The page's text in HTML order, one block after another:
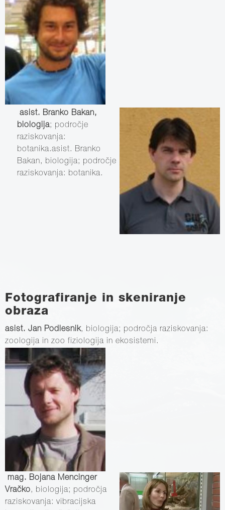
asist. Branko Bakan,
biologija; področje
raziskovanja:
botanika.asist. Branko
Bakan, biologija; področje
raziskovanja: botanika.
Fotografiranje in skeniranje
obraza
asist. Jan Podlesnik, biologija; področja raziskovanja:
zoologija in zoo fiziologija in ekosistemi.
mag. Bojana Mencinger
Vračko, biologija; področja
raziskovanja: vibracijska